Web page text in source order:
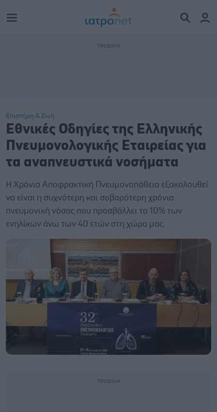
Επιστήμη & Ζωή
Εθνικές Οδηγίες της Ελληνικής
Πνευμονολογικής Εταιρείας για
τα αναπνευστικά νοσήματα
Η Χρόνια Αποφρακτική Πνευμονοπάθεια εξακολουθεί
να είναι η συχνότερη και σοβαρότερη χρόνια
πνευμονική νόσος που προσβάλλει το 10% των
ενηλίκων άνω των 40 ετών στη χώρα μας.